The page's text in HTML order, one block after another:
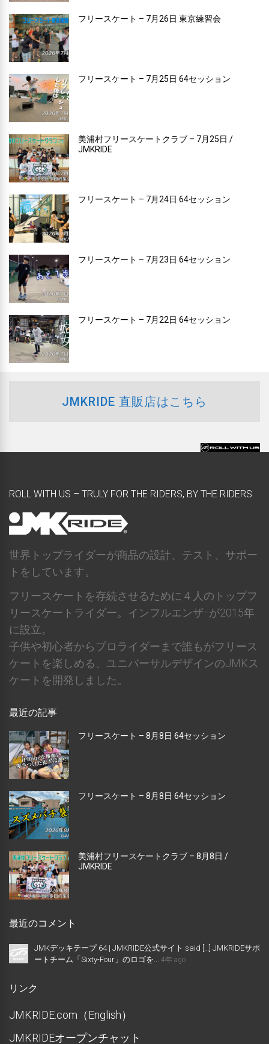
フリースケート – 7月26日 東京練習会
フリースケート – 7月25日 64セッション
美浦村フリースケートクラブ – 7月25日 /
JMKRIDE
フリースケート – 7月24日 64セッション
フリースケート – 7月23日 64セッション
フリースケート – 7月22日 64セッション
JMKRIDE 直販店はこちら
ROLL WITH US – TRULY FOR THE RIDERS, BY THE RIDERS
世界トップライダーが商品の設計、テスト、サポー
トをしています。
フリースケートを存続させるために４人のトップフ
リースケートライダー。インフルエンザｰが2015年
に設立。
子供や初心者からプロライダーまで誰もがフリース
ケートを楽しめる、ユニバーサルデザインのJMKス
ケートを開発しました。
最近の記事
フリースケート – 8月8日 64セッション
フリースケート – 8月8日 64セッション
美浦村フリースケートクラブ – 8月8日 /
JMKRIDE
最近のコメント
JMKデッキテープ 64 | JMKRIDE公式サイト said […] JMKRIDEサポ
ートチーム「Sixty-Four」のロゴを...
4年 ago
リンク
JMKRIDE.com（English）
JMKRIDEオープンチャット